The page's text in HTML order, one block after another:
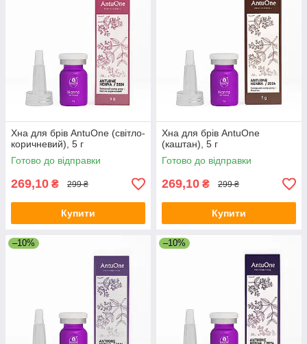
Хна для брів AntuOne (світло-
коричневий), 5 г
Готово до відправки
269,10 ₴ 299 ₴
Купити
Хна для брів AntuOne
(каштан), 5 г
Готово до відправки
269,10 ₴ 299 ₴
Купити
–10% –10%